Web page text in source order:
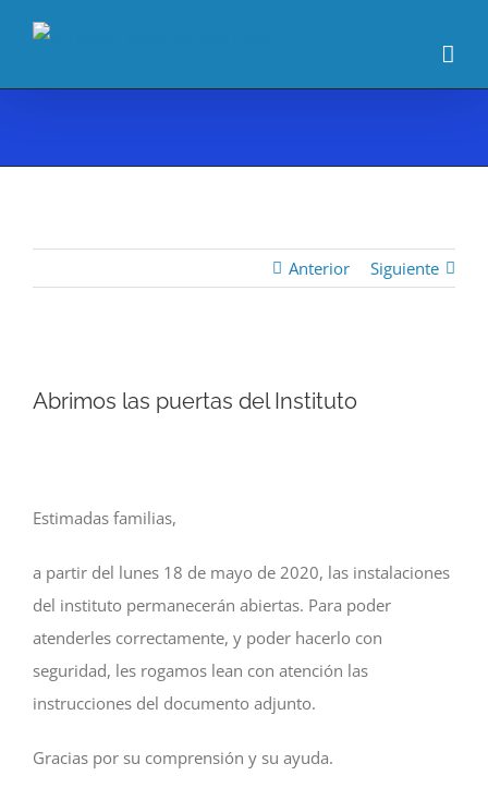
Anterior Siguiente
imagen
Abrimos las puertas del Instituto
Estimadas familias,
a partir del lunes 18 de mayo de 2020, las instalaciones
del instituto permanecerán abiertas. Para poder
atenderles correctamente, y poder hacerlo con
seguridad, les rogamos lean con atención las
instrucciones del documento adjunto.
Gracias por su comprensión y su ayuda.